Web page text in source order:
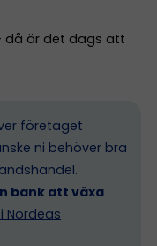
då är det dags att
företaget
ni behöver bra
bank att växa
Nordeas